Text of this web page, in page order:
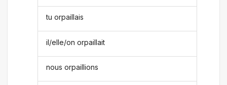
tu orpaillais
il/elle/on orpaillait
nous orpaillions